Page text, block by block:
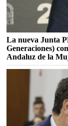
La nueva Junta
Generaciones)
Andaluz de la